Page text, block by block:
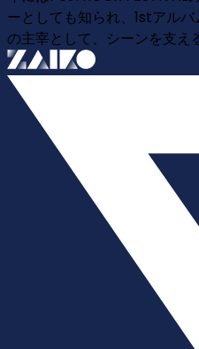
ーとしても知られ、1stアル
の主宰として、シーンを支え